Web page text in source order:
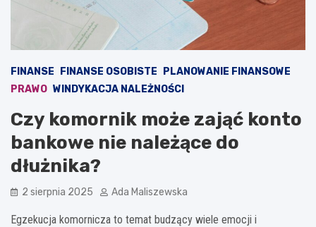
FINANSE FINANSE OSOBISTE
PLANOWANIE FINANSOWE
PRAWO WINDYKACJA NALEŻNOŚCI
Czy komornik może zająć konto
bankowe nie należące do
dłużnika?
2 sierpnia 2025 Ada Maliszewska
Egzekucja komornicza to temat budzący wiele emocji i